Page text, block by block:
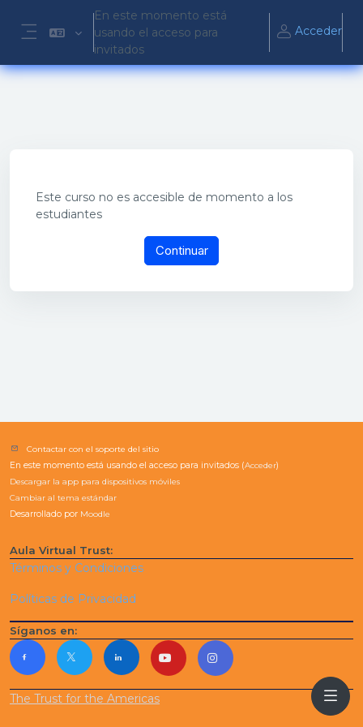
Salta al contenido principal
Panel lateral
En este momento está
usando el acceso para
invitados
Acceder
Este curso no es accesible de momento a los
estudiantes
Continuar
Contactar con el soporte del sitio
En este momento está usando el acceso para invitados (Acceder)
Descargar la app para dispositivos móviles
Cambiar al tema estándar
Desarrollado por Moodle
Aula Virtual Trust:
Términos y Condiciones
Políticas de Privacidad
Síganos en:
The Trust for the Americas